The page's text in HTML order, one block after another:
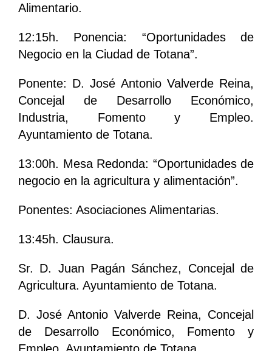
Alimentario.
12:15h. Ponencia: “Oportunidades de
Negocio en la Ciudad de Totana”.
Ponente: D. José Antonio Valverde Reina,
Concejal de Desarrollo Económico,
Industria, Fomento y Empleo.
Ayuntamiento de Totana.
13:00h. Mesa Redonda: “Oportunidades de
negocio en la agricultura y alimentación”.
Ponentes: Asociaciones Alimentarias.
13:45h. Clausura.
Sr. D. Juan Pagán Sánchez, Concejal de
Agricultura. Ayuntamiento de Totana.
D. José Antonio Valverde Reina, Concejal
de Desarrollo Económico, Fomento y